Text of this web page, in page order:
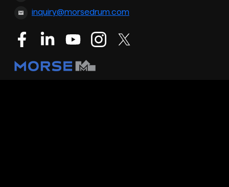
inquiry@morsedrum.com